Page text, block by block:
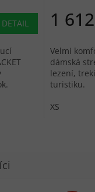
DETAIL 1
Velmi
dámská
lezení,
turistiku.
XS